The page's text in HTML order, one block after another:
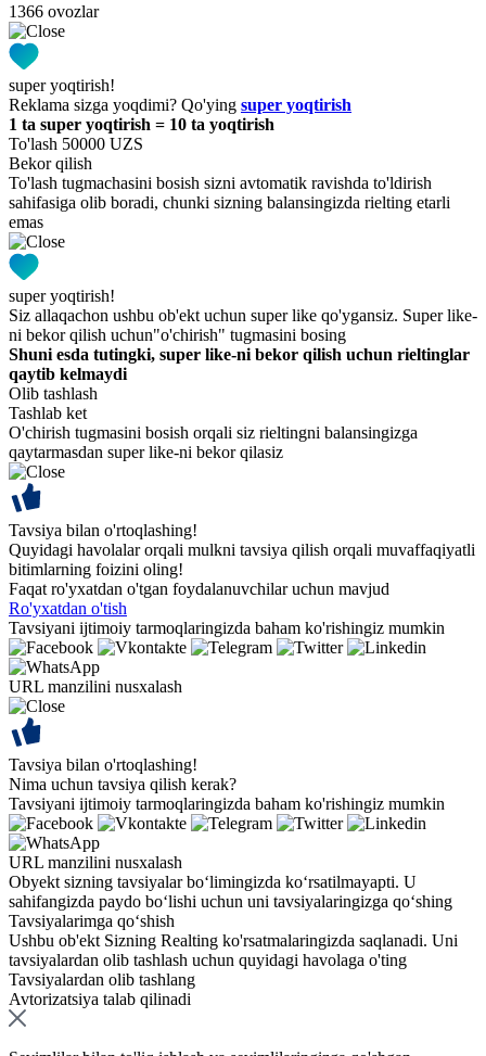
1366 ovozlar
super yoqtirish!
Reklama sizga yoqdimi? Qo'ying super yoqtirish
1 ta super yoqtirish = 10 ta yoqtirish
To'lash 50000 UZS
Bekor qilish
To'lash tugmachasini bosish sizni avtomatik ravishda to'ldirish
sahifasiga olib boradi, chunki sizning balansingizda rielting etarli
emas
super yoqtirish!
Siz allaqachon ushbu ob'ekt uchun super like qo'ygansiz. Super like-
ni bekor qilish uchun"o'chirish" tugmasini bosing
Shuni esda tutingki, super like-ni bekor qilish uchun rieltinglar
qaytib kelmaydi
Olib tashlash
Tashlab ket
O'chirish tugmasini bosish orqali siz rieltingni balansingizga
qaytarmasdan super like-ni bekor qilasiz
Tavsiya bilan o'rtoqlashing!
Quyidagi havolalar orqali mulkni tavsiya qilish orqali muvaffaqiyatli
bitimlarning foizini oling!
Faqat ro'yxatdan o'tgan foydalanuvchilar uchun mavjud
Ro'yxatdan o'tish
Tavsiyani ijtimoiy tarmoqlaringizda baham ko'rishingiz mumkin
URL manzilini nusxalash
Tavsiya bilan o'rtoqlashing!
Nima uchun tavsiya qilish kerak?
Tavsiyani ijtimoiy tarmoqlaringizda baham ko'rishingiz mumkin
URL manzilini nusxalash
Obyekt sizning tavsiyalar bo‘limingizda ko‘rsatilmayapti. U
sahifangizda paydo bo‘lishi uchun uni tavsiyalaringizga qo‘shing
Tavsiyalarimga qo‘shish
Ushbu ob'ekt Sizning Realting ko'rsatmalaringizda saqlanadi. Uni
tavsiyalardan olib tashlash uchun quyidagi havolaga o'ting
Tavsiyalardan olib tashlang
Avtorizatsiya talab qilinadi